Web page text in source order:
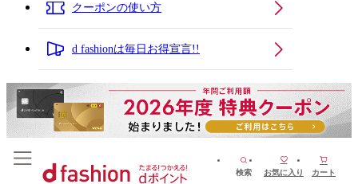
クーポンの使い方
d fashionは毎日お得宣言!!
検索 お気に入り カート